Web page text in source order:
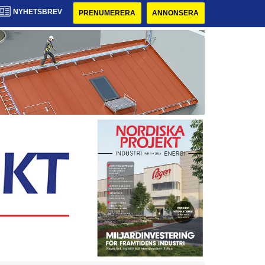
NYHETSBREV PRENUMERERA ANNONSERA